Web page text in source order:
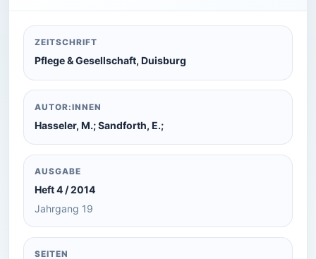
ZEITSCHRIFT
Pflege & Gesellschaft, Duisburg
AUTOR:INNEN
Hasseler, M.; Sandforth, E.;
AUSGABE
Heft 4 / 2014
Jahrgang 19
SEITEN